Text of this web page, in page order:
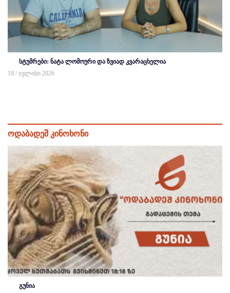
სტუმრები: ნატა ლომოური და ზვიად კვარაცხელია
18 / ივლისი 2026
ოდაბადეშ კინოხონი
გუნია